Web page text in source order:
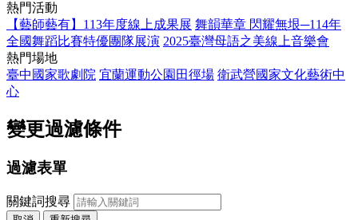
熱門活動
【藝師藝有】113年度線上成果展 舞韻華章 閃耀無垠─114年
全國舞蹈比賽特優團隊展演 2025臺灣母語之美線上音樂會
熱門場地
臺中國家歌劇院 宜蘭運動公園田徑場 衛武營國家文化藝術中
心
變更過濾條件
過濾表單
關鍵詞搜尋